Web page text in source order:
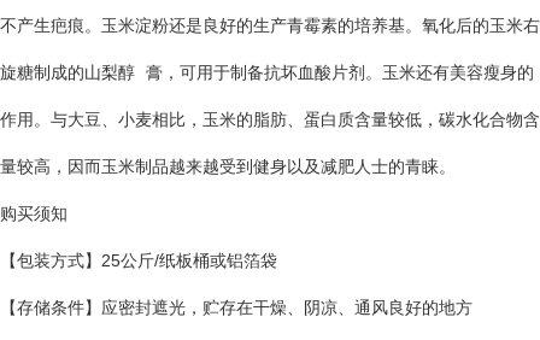
不产生疤痕。玉米淀粉还是良好的生产青霉素的培养基。氧化后的玉米右
旋糖制成的山梨醇 膏，可用于制备抗坏血酸片剂。玉米还有美容瘦身的
作用。与大豆、小麦相比，玉米的脂肪、蛋白质含量较低，碳水化合物含
量较高，因而玉米制品越来越受到健身以及减肥人士的青睐。
购买须知
【包装方式】25公斤/纸板桶或铝箔袋
【存储条件】应密封遮光，贮存在干燥、阴凉、通风良好的地方